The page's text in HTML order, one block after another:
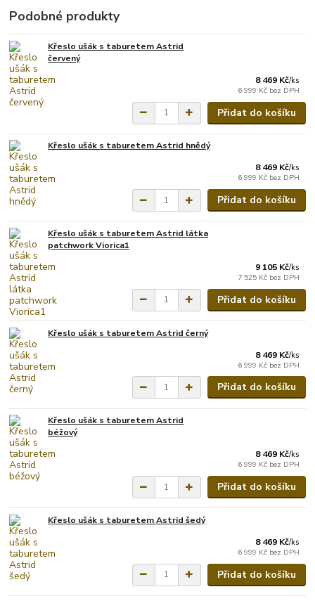
Podobné produkty
Křeslo ušák s taburetem Astrid
červený
8 469 Kč/ks
6 999 Kč bez DPH
Přidat do košíku
Křeslo ušák s taburetem Astrid hnědý
8 469 Kč/ks
6 999 Kč bez DPH
Přidat do košíku
Křeslo ušák s taburetem Astrid látka
patchwork Viorica1
9 105 Kč/ks
7 525 Kč bez DPH
Přidat do košíku
Křeslo ušák s taburetem Astrid černý
8 469 Kč/ks
6 999 Kč bez DPH
Přidat do košíku
Křeslo ušák s taburetem Astrid
béžový
8 469 Kč/ks
6 999 Kč bez DPH
Přidat do košíku
Křeslo ušák s taburetem Astrid šedý
8 469 Kč/ks
6 999 Kč bez DPH
Přidat do košíku